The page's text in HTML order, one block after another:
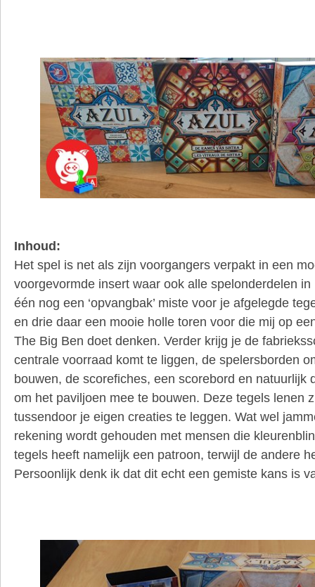
Inhoud:
Het spel is net als zijn voorgangers verpakt in een
voorgevormde insert waar ook alle spelonderdelen
één nog een ‘opvangbak’ miste voor je afgelegde
en drie daar een mooie holle toren voor die mij op
The Big Ben doet denken. Verder krijg je de
centrale voorraad komt te liggen, de spelersborden
bouwen, de scorefiches, een scorebord en natuurlijk
om het paviljoen mee te bouwen. Deze tegels lenen
tussendoor je eigen creaties te leggen. Wat wel
rekening wordt gehouden met mensen die
tegels heeft namelijk een patroon, terwijl de andere
Persoonlijk denk ik dat dit echt een gemiste kans is